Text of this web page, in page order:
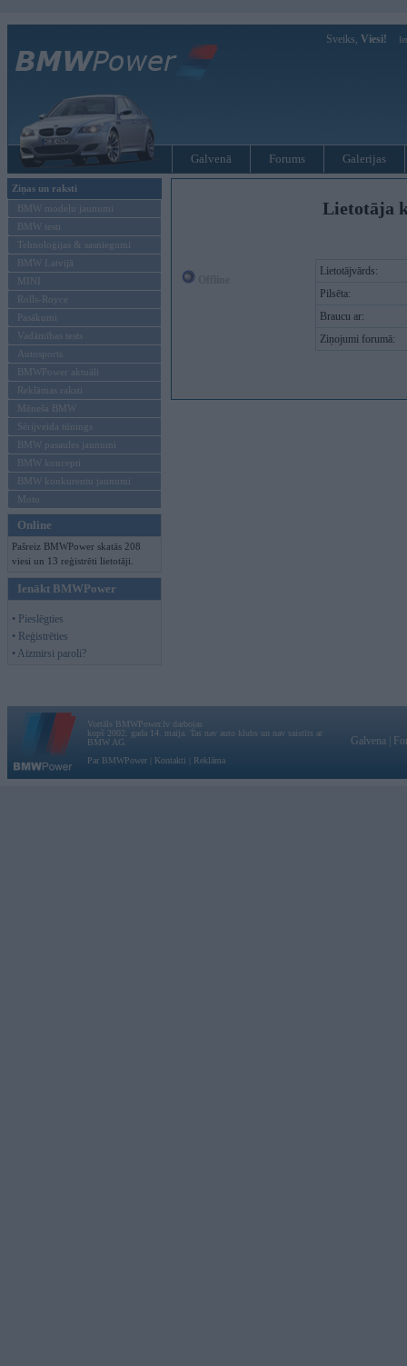
Sveiks, Viesi!
Galvenā Forums Galerijas
Ziņas un raksti
BMW modeļu jaunumi
BMW testi
Tehnoloģijas & sasniegumi
BMW Latvijā
MINI
Rolls-Royce
Pasākumi
Vadāmības tests
Autosports
BMWPower aktuāli
Reklāmas raksti
Mēneša BMW
Sērijveida tūnings
BMW pasaules jaunumi
BMW koncepti
BMW konkurentu jaunumi
Moto
Online
Pašreiz BMWPower skatās 208
viesi un 13 reģistrēti lietotāji.
Ienākt BMWPower
• Pieslēgties
• Reģistrēties
• Aizmirsi paroli?
Lietotāja
Lietotājvārds:
Pilsēta:
Braucu ar:
Ziņojumi forumā:
Vortāls BMWPower.lv darbojas
kopš 2002. gada 14. maija. Tas nav auto klubs un nav saistīts ar
BMW AG.
Par BMWPower
Kontakti Reklāma
Galvena